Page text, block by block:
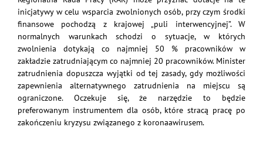
inicjatywy w celu wsparcia zwolnionych osób, przy czym środki
finansowe pochodzą z krajowej „puli interwencyjnej”. W
normalnych warunkach schodzi o sytuacje, w których
zwolnienia dotykają co najmniej 50 % pracowników w
zakładzie zatrudniającym co najmniej 20 pracowników. Minister
zatrudnienia dopuszcza wyjątki od tej zasady, gdy możliwości
zapewnienia alternatywnego zatrudnienia na miejscu są
ograniczone. Oczekuje się, że narzędzie to będzie
preferowanym instrumentem dla osób, które stracą pracę po
zakończeniu kryzysu związanego z koronaawirusem.